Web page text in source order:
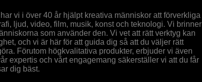
vi i över 40 år hjälpt kreativa människor att förverkliga
ljud, video, film, musik, konst och teknologi. Vi brinner
som använder den. Vi vet att rätt verktyg kan
och vi är här för att guida dig så att du väljer rätt
Förutom högkvalitativa produkter, erbjuder vi även
expertis och vårt engagemang säkerställer vi att du får
dig bäst.